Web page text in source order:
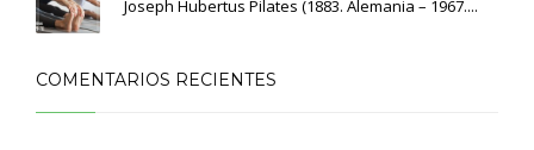
Joseph Hubertus Pilates (1883. Alemania – 1967....
COMENTARIOS RECIENTES